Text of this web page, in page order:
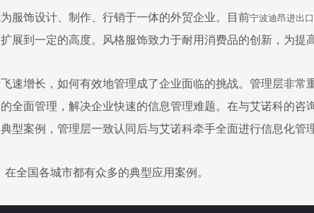
服饰设计、制作、行销于一体的外贸企业。目前宁波迪昂进出口
展到一定的高度。风格服饰致力于耐用消费品的创新，为提
速增长，如何有效地管理成了企业面临的挑战。管理层非常
全面管理，解决企业快速的信息管理难题。在与艾诺科的咨
型案例，管理层一致认同后与艾诺科牵手全面进行信息化管理
全国各城市都有众多的典型应用案例。